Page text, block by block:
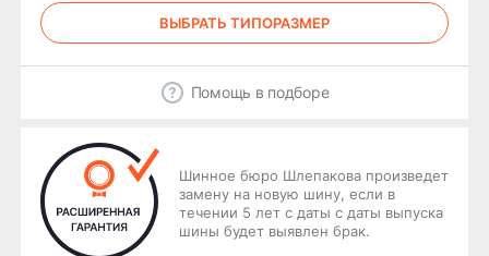
ВЫБРАТЬ ТИПОРАЗМЕР
Помощь в подборе
Шинное бюро Шлепакова произведет
замену на новую шину, если в
течении 5 лет с даты с даты выпуска
шины будет выявлен брак.